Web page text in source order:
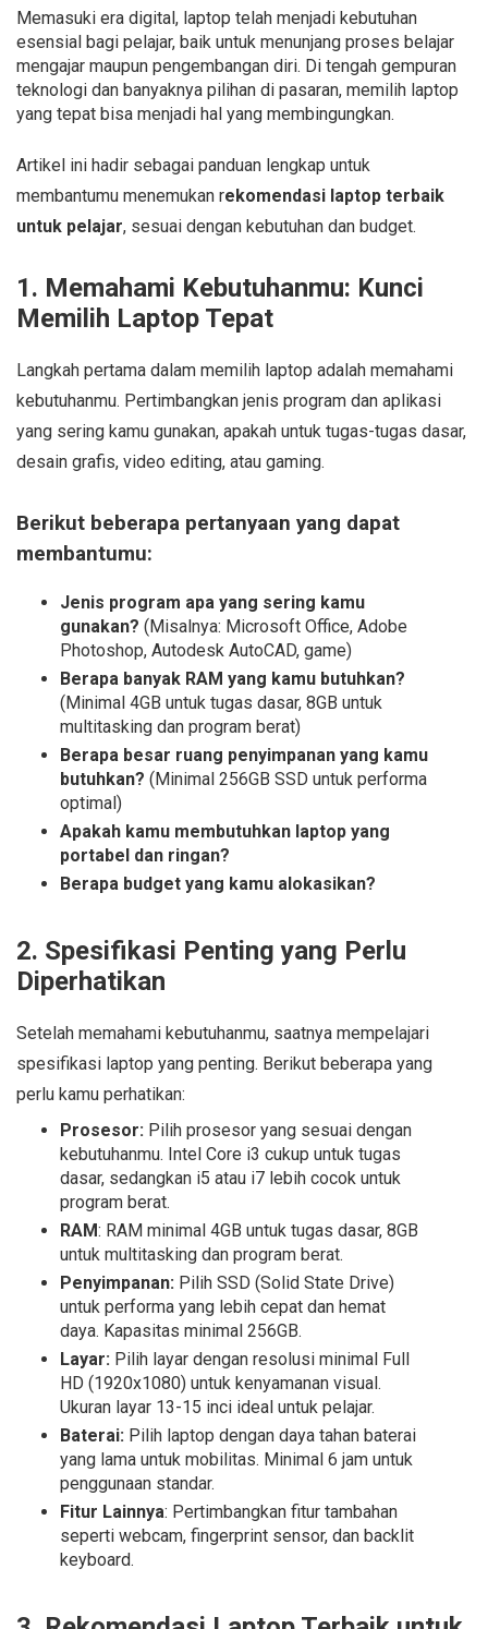
Memasuki era digital, laptop telah menjadi kebutuhan
esensial bagi pelajar, baik untuk menunjang proses belajar
mengajar maupun pengembangan diri. Di tengah gempuran
teknologi dan banyaknya pilihan di pasaran, memilih laptop
yang tepat bisa menjadi hal yang membingungkan.
Artikel ini hadir sebagai panduan lengkap untuk
membantumu menemukan rekomendasi laptop terbaik
untuk pelajar, sesuai dengan kebutuhan dan budget.
1. Memahami Kebutuhanmu: Kunci
Memilih Laptop Tepat
Langkah pertama dalam memilih laptop adalah memahami
kebutuhanmu. Pertimbangkan jenis program dan aplikasi
yang sering kamu gunakan, apakah untuk tugas-tugas dasar,
desain grafis, video editing, atau gaming.
Berikut beberapa pertanyaan yang dapat
membantumu:
Jenis program apa yang sering kamu
gunakan? (Misalnya: Microsoft Office, Adobe
Photoshop, Autodesk AutoCAD, game)
Berapa banyak RAM yang kamu butuhkan?
(Minimal 4GB untuk tugas dasar, 8GB untuk
multitasking dan program berat)
Berapa besar ruang penyimpanan yang kamu
butuhkan? (Minimal 256GB SSD untuk performa
optimal)
Apakah kamu membutuhkan laptop yang
portabel dan ringan?
Berapa budget yang kamu alokasikan?
2. Spesifikasi Penting yang Perlu
Diperhatikan
Setelah memahami kebutuhanmu, saatnya mempelajari
spesifikasi laptop yang penting. Berikut beberapa yang
perlu kamu perhatikan:
Prosesor: Pilih prosesor yang sesuai dengan
kebutuhanmu. Intel Core i3 cukup untuk tugas
dasar, sedangkan i5 atau i7 lebih cocok untuk
program berat.
RAM: RAM minimal 4GB untuk tugas dasar, 8GB
untuk multitasking dan program berat.
Penyimpanan: Pilih SSD (Solid State Drive)
untuk performa yang lebih cepat dan hemat
daya. Kapasitas minimal 256GB.
Layar: Pilih layar dengan resolusi minimal Full
HD (1920x1080) untuk kenyamanan visual.
Ukuran layar 13-15 inci ideal untuk pelajar.
Baterai: Pilih laptop dengan daya tahan baterai
yang lama untuk mobilitas. Minimal 6 jam untuk
penggunaan standar.
Fitur Lainnya: Pertimbangkan fitur tambahan
seperti webcam, fingerprint sensor, dan backlit
keyboard.